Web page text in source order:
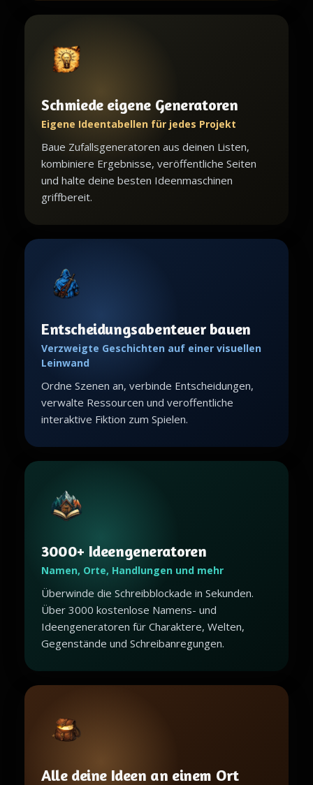
Schmiede eigene Generatoren
Eigene Ideentabellen für jedes Projekt
Baue Zufallsgeneratoren aus deinen Listen,
kombiniere Ergebnisse, veröffentliche Seiten
und halte deine besten Ideenmaschinen
griffbereit.
Entscheidungsabenteuer bauen
Verzweigte Geschichten auf einer visuellen
Leinwand
Ordne Szenen an, verbinde Entscheidungen,
verwalte Ressourcen und veroffentliche
interaktive Fiktion zum Spielen.
3000+ Ideengeneratoren
Namen, Orte, Handlungen und mehr
Überwinde die Schreibblockade in Sekunden.
Über 3000 kostenlose Namens- und
Ideengeneratoren für Charaktere, Welten,
Gegenstände und Schreibanregungen.
Alle deine Ideen an einem Ort